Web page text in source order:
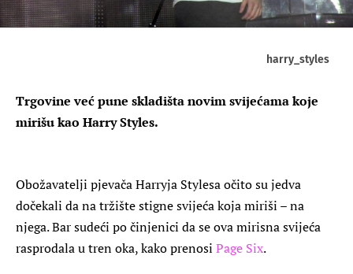
harry_styles
Trgovine već pune skladišta novim svijećama koje
mirišu kao Harry Styles.
Obožavatelji pjevača Harryja Stylesa očito su jedva
dočekali da na tržište stigne svijeća koja miriši – na
njega. Bar sudeći po činjenici da se ova mirisna svijeća
rasprodala u tren oka, kako prenosi Page Six.